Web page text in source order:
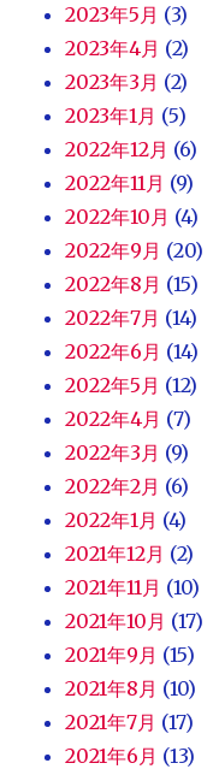
2023年5月 (3)
2023年4月 (2)
2023年3月 (2)
2023年1月 (5)
2022年12月 (6)
2022年11月 (9)
2022年10月 (4)
2022年9月 (20)
2022年8月 (15)
2022年7月 (14)
2022年6月 (14)
2022年5月 (12)
2022年4月 (7)
2022年3月 (9)
2022年2月 (6)
2022年1月 (4)
2021年12月 (2)
2021年11月 (10)
2021年10月 (17)
2021年9月 (15)
2021年8月 (10)
2021年7月 (17)
2021年6月 (13)